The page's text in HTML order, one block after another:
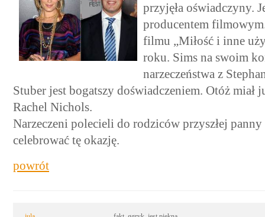
przyjęła oświadczyny.
producentem
filmu „Miłość i inne
roku. Sims na swoim
narzeczeństwa z
Stuber jest bogatszy doświadczeniem. Otóż miał
Rachel Nichols.
Narzeczeni polecieli do rodziców przyszłej
celebrować tę okazję.
powrót